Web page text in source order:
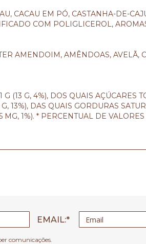
CACAU EM PÓ, CASTANHA-DE-
COM POLIGLICEROL,
AMENDOIM, AMÊNDOAS, AVELÃ,
(13 G, 4%), DOS QUAIS AÇÚCARES
13%), DAS QUAIS GORDURAS
MG, 1%). * PERCENTUAL DE
EMAIL
comunicações.